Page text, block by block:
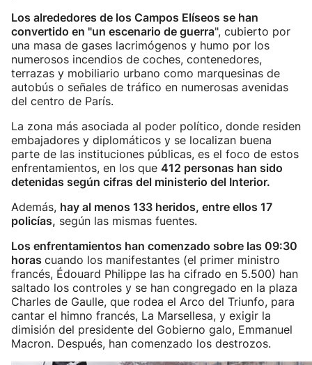
Los alrededores de los Campos Elíseos se han
convertido en "un escenario de guerra", cubierto por
una masa de gases lacrimógenos y humo por los
numerosos incendios de coches, contenedores,
terrazas y mobiliario urbano como marquesinas de
autobús o señales de tráfico en numerosas avenidas
del centro de París.
La zona más asociada al poder político, donde residen
embajadores y diplomáticos y se localizan buena
parte de las instituciones públicas, es el foco de estos
enfrentamientos, en los que 412 personas han sido
detenidas según cifras del ministerio del Interior.
Además, hay al menos 133 heridos, entre ellos 17
policías, según las mismas fuentes.
Los enfrentamientos han comenzado sobre las 09:30
horas cuando los manifestantes (el primer ministro
francés, Édouard Philippe las ha cifrado en 5.500) han
saltado los controles y se han congregado en la plaza
Charles de Gaulle, que rodea el Arco del Triunfo, para
cantar el himno francés, La Marsellesa, y exigir la
dimisión del presidente del Gobierno galo, Emmanuel
Macron. Después, han comenzado los destrozos.